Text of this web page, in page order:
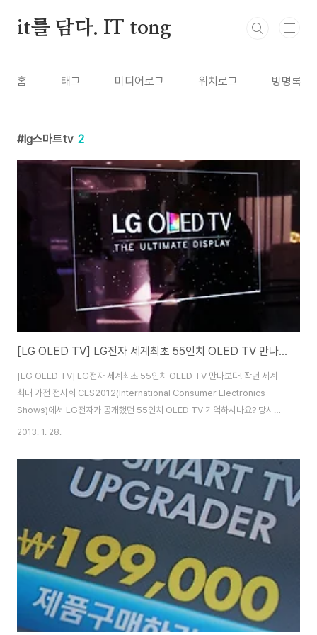
it를 담다. IT tong
홈 태그 미디어로그 위치로그 방명록
lg스마트tv 2
[LG OLED TV] LG전자 세계최초 55인치 OLED TV 만나보다!
[LG OLED TV] LG전자 세계최초 55인치 OLED TV 만나보다! 작년 세계
최대 가전 전시회 CES2012(International Consumer Electronics
Shows)에서 LG전자가 공개했던 55인치 OLED TV 기억하시나요? 당시
CNET이 선정한 베스트상을 받은데 이어, 해외언론과 방송사들의 큰 호평을
일 세계최초로 양산에 성공해 국내에 출시되었습니다. LG전자의 OLED TV이
전국 백화점과 LG전자 베스트샵, LG시네마 3D 체험매장 등에서 올레드TV
가 전시되어 있다고 해서 LG 베스트샵 강남본점을 찾아 직접 눈으로 보고 체험
해봤습니다. LG OLED TV의 특징이라면 자체 발광하는 소자를 ..
2013. 1. 28.